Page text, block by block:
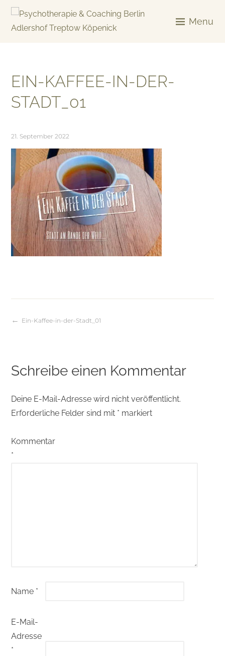
Skip
Menu
EIN-KAFFEE-IN-DER-
STADT_01
21. September 2022
Beitragsnavigation
Ein-Kaffee-in-der-Stadt_01
Schreibe einen Kommentar
Deine E-Mail-Adresse wird nicht veröffentlicht.
Erforderliche Felder sind mit * markiert
Kommentar
*
Name *
E-Mail-
Adresse
*